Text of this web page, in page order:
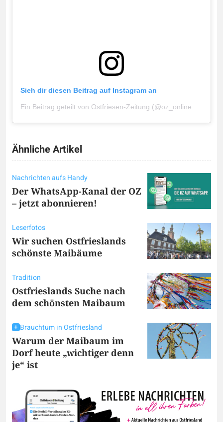
Sieh dir diesen Beitrag auf Instagram an
Ähnliche Artikel
Nachrichten aufs Handy
Der WhatsApp-Kanal der OZ
– jetzt abonnieren!
Leserfotos
Wir suchen Ostfrieslands
schönste Maibäume
Tradition
Ostfrieslands Suche nach
dem schönsten Maibaum
Brauchtum in Ostfriesland
Warum der Maibaum im
Dorf heute „wichtiger denn
je“ ist